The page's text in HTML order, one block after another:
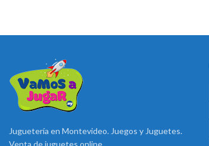
Juguetería en Montevideo. Juegos y Juguetes.
Venta de juguetes online